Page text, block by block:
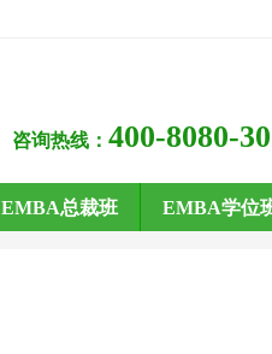
咨询热线： 400-8080-
EMBA总裁班 EMBA学位